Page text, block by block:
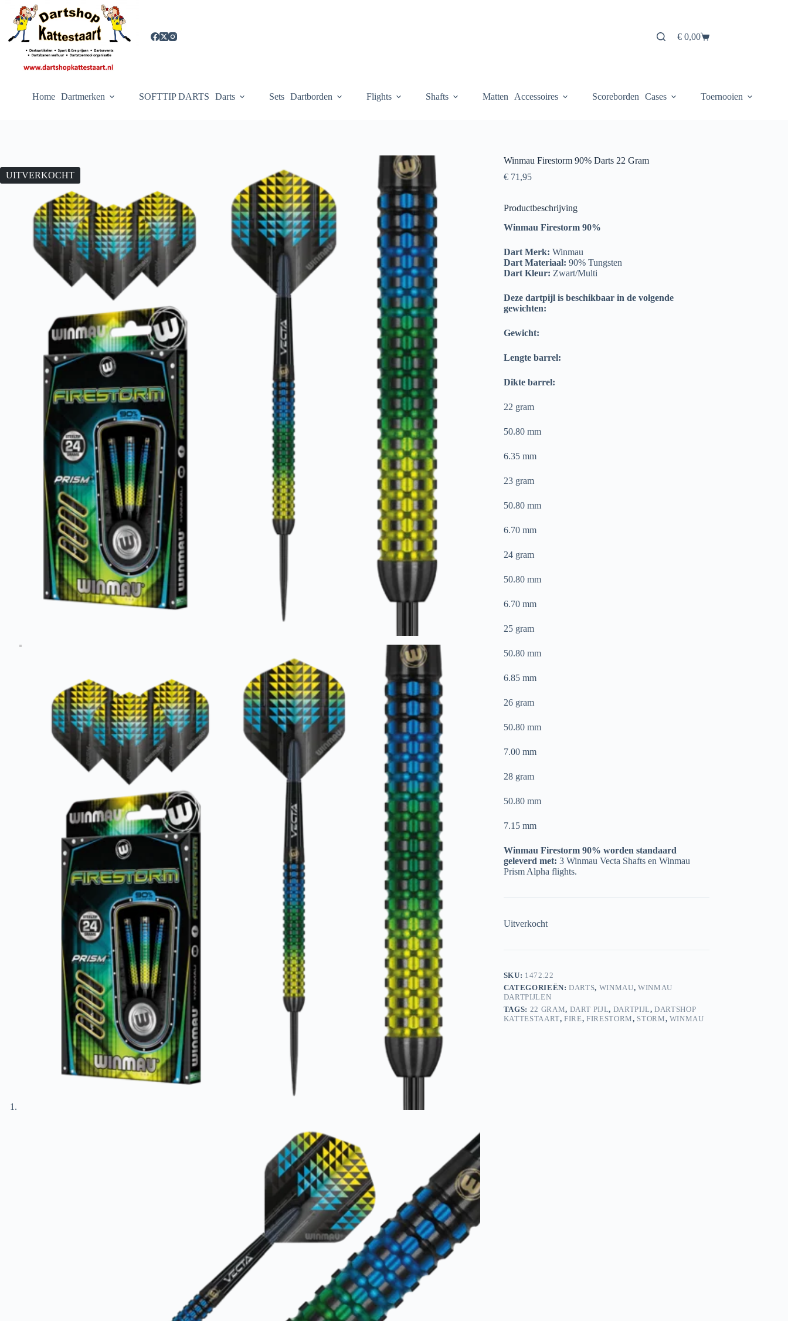
inhoud
Winkelwagen
€0,00
Home Dartmerken SOFTTIP DARTS Darts Sets Dartborden Flights Shafts Matten Accessoires Scoreborden Cases Toernooien
UITVERKOCHT
Winmau Firestorm 90% Darts 22 Gram
€71,95
Productbeschrijving
Winmau Firestorm 90%
Dart Merk: Winmau
Dart Materiaal: 90% Tungsten
Dart Kleur: Zwart/Multi
Deze dartpijl is beschikbaar in de volgende
gewichten:
Gewicht:
Lengte barrel:
Dikte barrel:
22 gram
50.80 mm
6.35 mm
23 gram
50.80 mm
6.70 mm
24 gram
50.80 mm
6.70 mm
25 gram
50.80 mm
6.85 mm
26 gram
50.80 mm
7.00 mm
28 gram
50.80 mm
7.15 mm
Winmau Firestorm 90% worden standaard
geleverd met: 3 Winmau Vecta Shafts en Winmau
Prism Alpha flights.
Uitverkocht
SKU: 1472.22
CATEGORIEËN:DARTS, WINMAU, WINMAU
DARTPIJLEN
TAGS: 22 GRAM, DART PIJL, DARTPIJL,DARTSHOP
KATTESTAART,FIRE,FIRESTORM, STORM, WINMAU